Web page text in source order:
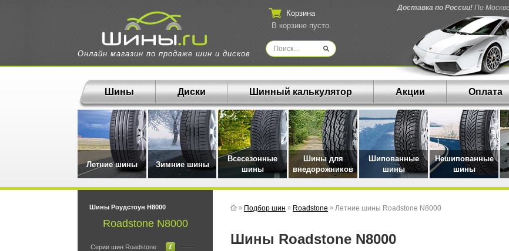
Онлайн магазин по продаже шин и дисков
Доставка по России! По
Корзина
В корзине пусто.
Шины Диски Шинный калькулятор Акции Оплата
Летние шины Зимние шины
Всесезонные
шины
Шины для
внедорожников
Шипованные
шины
Нешипованные
шины
Шины Роудстоун Н8000
Roadstone N8000
Серии шин Roadstone :
» Подбор шин » Roadstone » Летние шины Roadstone N8000
Шины Roadstone N8000